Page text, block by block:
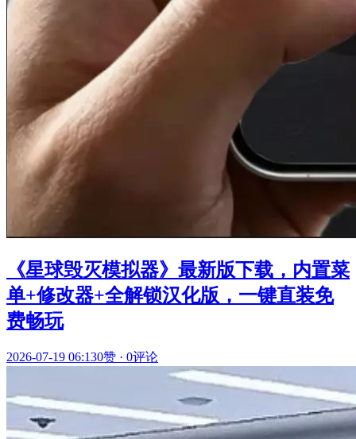
《星球毁灭模拟器》最新版下载，内置菜
单+修改器+全解锁汉化版，一键直装免
费畅玩
2026-07-19 06:130赞 · 0评论